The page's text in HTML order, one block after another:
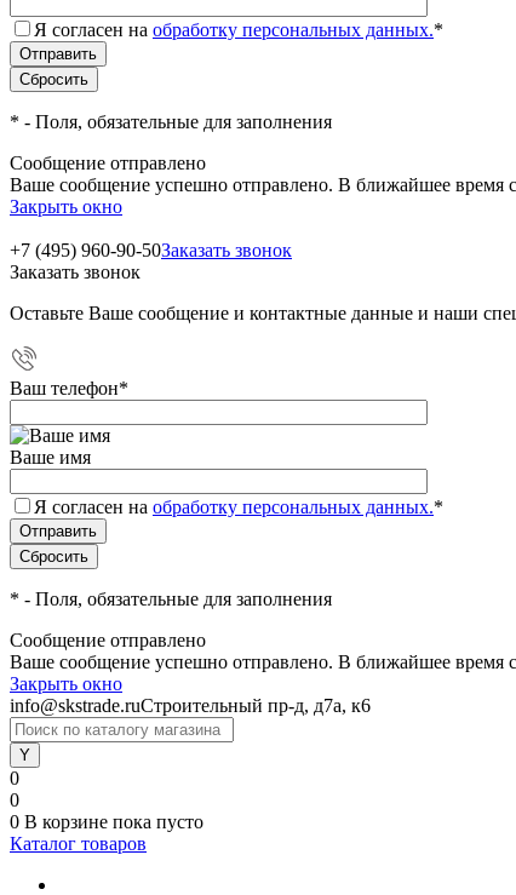
Я согласен на обработку персональных данных.*
* - Поля, обязательные для заполнения
Сообщение отправлено
Ваше сообщение успешно отправлено. В ближайшее время
Закрыть окно
+7 (495) 960-90-50Заказать звонок
Заказать звонок
Оставьте Ваше сообщение и контактные данные и наши
Ваш телефон*
Ваше имя
Я согласен на обработку персональных данных.*
* - Поля, обязательные для заполнения
Сообщение отправлено
Ваше сообщение успешно отправлено. В ближайшее время
Закрыть окно
info@skstrade.ruСтроительный пр-д, д7а, к6
0
0
0 В корзине пока пусто
Каталог товаров